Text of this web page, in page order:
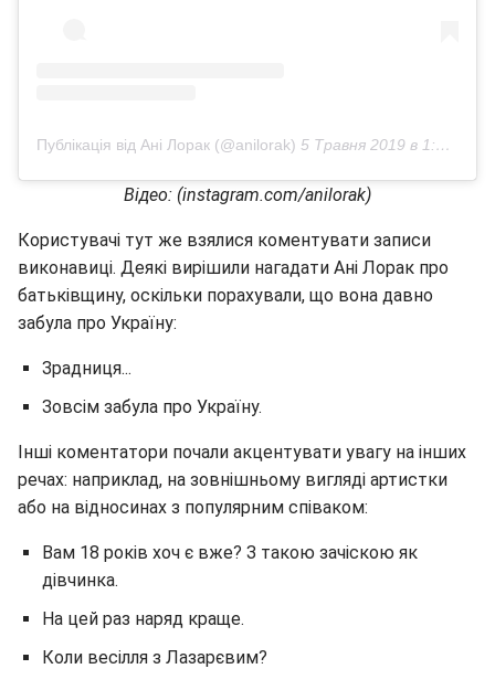
Публікація від Ані Лорак (@anilorak) 5 Травня 2019 в 1:57 PDT
Відео: (instagram.com/anilorak)
Користувачі тут же взялися коментувати записи
виконавиці. Деякі вирішили нагадати Ані Лорак про
батьківщину, оскільки порахували, що вона давно
забула про Україну:
Зрадниця...
Зовсім забула про Україну.
Інші коментатори почали акцентувати увагу на інших
речах: наприклад, на зовнішньому вигляді артистки
або на відносинах з популярним співаком:
Вам 18 років хоч є вже? З такою зачіскою як
дівчинка.
На цей раз наряд краще.
Коли весілля з Лазарєвим?